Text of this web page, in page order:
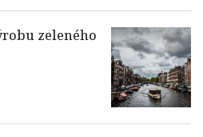
zeleného